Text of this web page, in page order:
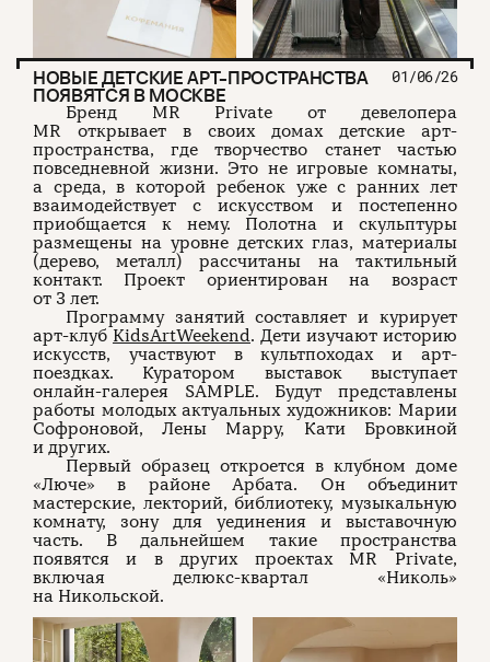
НОВЫЕ ДЕТСКИЕ АРТ-ПРОСТРАНСТВА
ПОЯВЯТСЯ В МОСКВЕ
01/06/26
Бренд MR Private от девелопера
MR открывает в своих домах детские арт-
пространства, где творчество станет частью
повседневной жизни. Это не игровые комнаты,
а среда, в которой ребенок уже с ранних лет
взаимодействует с искусством и постепенно
приобщается к нему. Полотна и скульптуры
размещены на уровне детских глаз, материалы
(дерево, металл) рассчитаны на тактильный
контакт. Проект ориентирован на возраст
от 3 лет.
Программу занятий составляет и курирует
арт-клуб KidsArtWeekend. Дети изучают историю
искусств, участвуют в культпоходах и арт-
поездках. Куратором выставок выступает
онлайн-галерея SAMPLE. Будут представлены
работы молодых актуальных художников: Марии
Софроновой, Лены Марру, Кати Бровкиной
и других.
Первый образец откроется в клубном доме
«Люче» в районе Арбата. Он объединит
мастерские, лекторий, библиотеку, музыкальную
комнату, зону для уединения и выставочную
часть. В дальнейшем такие пространства
появятся и в других проектах MR Private,
включая делюкс-квартал «Николь»
на Никольской.